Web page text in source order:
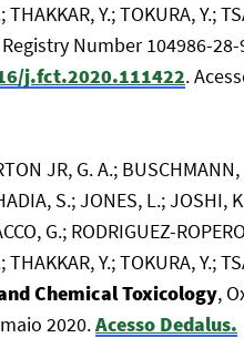
THAKKAR, Y.; TOKURA,
Number 104986-28-
j.fct.2020.111422.
JR, G. A.;
S.; JONES, L.; JOSHI,
G.; RODRIGUEZ-
THAKKAR, Y.; TOKURA,
Chemical Toxicology,
2020.Acesso Dedalus.